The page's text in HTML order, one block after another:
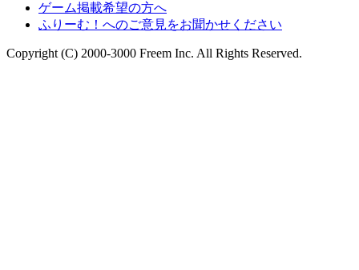
ゲーム掲載希望の方へ
ふりーむ！へのご意見をお聞かせください
Copyright (C) 2000-3000 Freem Inc. All Rights Reserved.